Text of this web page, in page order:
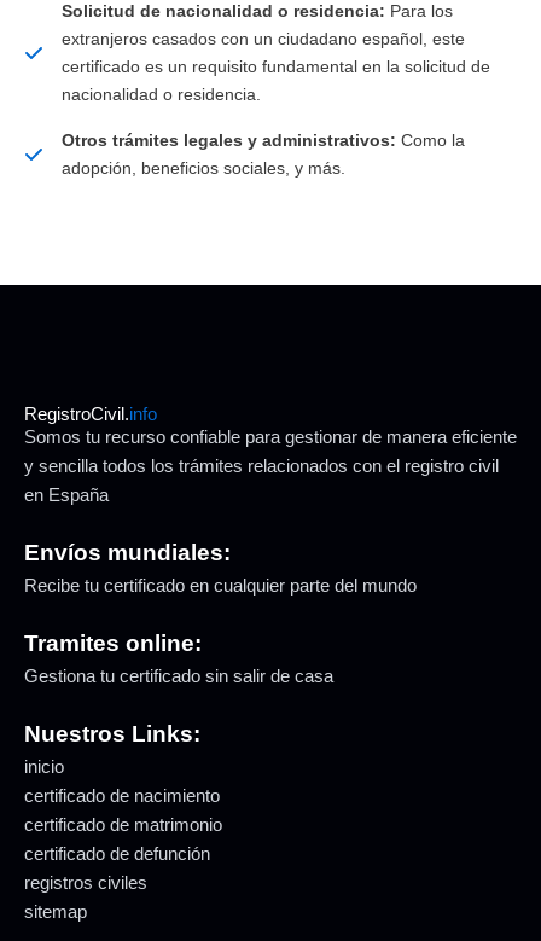
Solicitud de nacionalidad o residencia: Para los
extranjeros casados con un ciudadano español, este
certificado es un requisito fundamental en la solicitud de
nacionalidad o residencia.
Otros trámites legales y administrativos: Como la
adopción, beneficios sociales, y más.
RegistroCivil.info
Somos tu recurso confiable para gestionar de manera eficiente
y sencilla todos los trámites relacionados con el registro civil
en España
Envíos mundiales:
Recibe tu certificado en cualquier parte del mundo
Tramites online:
Gestiona tu certificado sin salir de casa
Nuestros Links:
inicio
certificado de nacimiento
certificado de matrimonio
certificado de defunción
registros civiles
sitemap